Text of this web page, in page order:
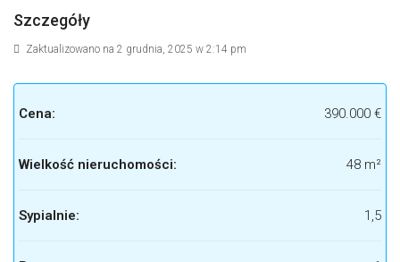
Szczegóły
Zaktualizowano na 2 grudnia, 2025 w 2:14 pm
Cena: 390.000 €
Wielkość nieruchomości: 48 m²
Sypialnie: 1,5